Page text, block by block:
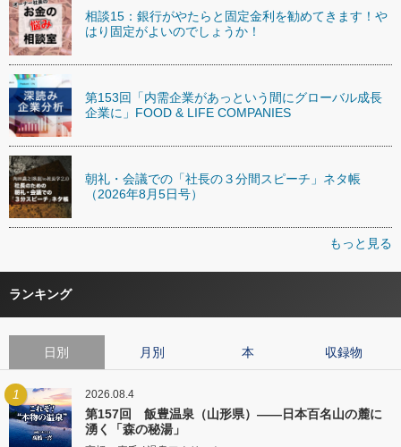
相談15：銀行がやたらと固定金利を勧めてきます！や
はり固定がよいのでしょうか！
第153回「内需企業があっという間にグローバル成長
企業に」FOOD & LIFE COMPANIES
朝礼・会議での「社長の３分間スピーチ」ネタ帳
（2026年8月5日号）
もっと見る
ランキング
日別 月別 本 収録物
1 2026.08.4
第157回 飯豊温泉（山形県）――日本百名山の麓に
湧く「森の秘湯」